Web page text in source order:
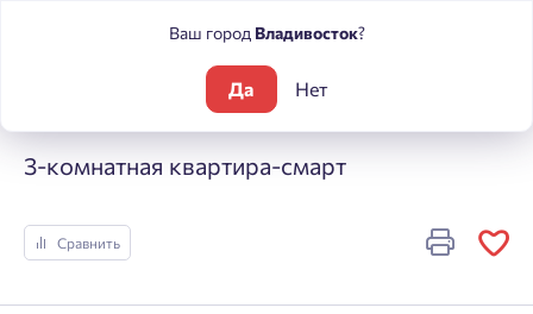
МЫ
3-комнатная квартира-смарт
Сравнить
Ваш город Владивосток?
Да Нет